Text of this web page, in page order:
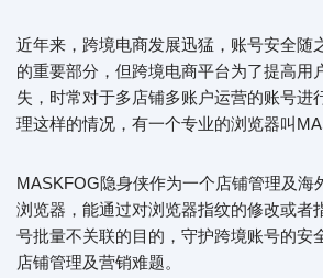
近年来，跨境电商发展迅猛，账号安全随
的重要部分，但跨境电商平台为了提高用
失，时常对于多店铺多账户运营的账号进
理这样的情况，有一个专业的浏览器叫
MASKFOG隐身侠作为一个店铺管理及海
浏览器，能通过对浏览器指纹的修改或者
号批量不关联的目的，守护跨境账号的安
店铺管理及营销难题。